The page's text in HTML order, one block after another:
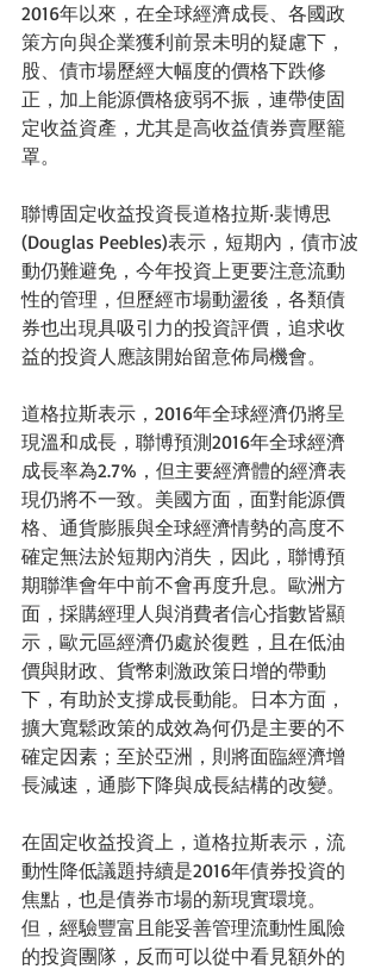
2016年以來，在全球經濟成長、各國政
策方向與企業獲利前景未明的疑慮下，
股、債市場歷經大幅度的價格下跌修
正，加上能源價格疲弱不振，連帶使固
定收益資產，尤其是高收益債券賣壓籠
罩。
聯博固定收益投資長道格拉斯‧裴博思
(Douglas Peebles)表示，短期內，債市波
動仍難避免，今年投資上更要注意流動
性的管理，但歷經市場動盪後，各類債
券也出現具吸引力的投資評價，追求收
益的投資人應該開始留意佈局機會。
道格拉斯表示，2016年全球經濟仍將呈
現溫和成長，聯博預測2016年全球經濟
成長率為2.7%，但主要經濟體的經濟表
現仍將不一致。美國方面，面對能源價
格、通貨膨脹與全球經濟情勢的高度不
確定無法於短期內消失，因此，聯博預
期聯準會年中前不會再度升息。歐洲方
面，採購經理人與消費者信心指數皆顯
示，歐元區經濟仍處於復甦，且在低油
價與財政、貨幣刺激政策日增的帶動
下，有助於支撐成長動能。日本方面，
擴大寬鬆政策的成效為何仍是主要的不
確定因素；至於亞洲，則將面臨經濟增
長減速，通膨下降與成長結構的改變。
在固定收益投資上，道格拉斯表示，流
動性降低議題持續是2016年債券投資的
焦點，也是債券市場的新現實環境。
但，經驗豐富且能妥善管理流動性風險
的投資團隊，反而可以從中看見額外的